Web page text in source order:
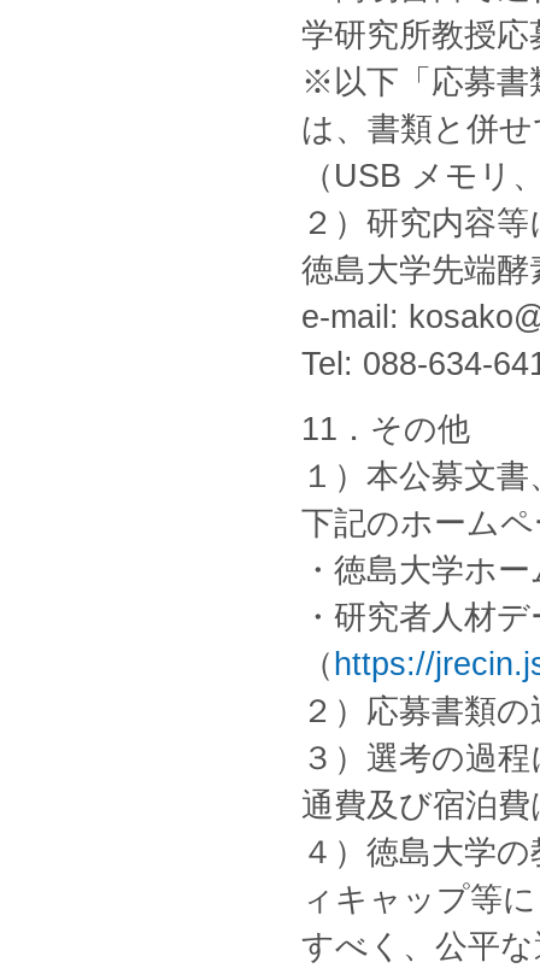
学研究所教授
※以下「応募書
は、書類と併
（USB メモリ
２）研究内容
徳島大学先端
e-mail:
Tel: 088-634-
11．その他
１）本公募文
下記のホーム
・徳島大学ホ
・研究者人材
（ https://
２）応募書類
３）選考の過
通費及び宿泊
４）徳島大学
ィキャップ等
すべく、公平